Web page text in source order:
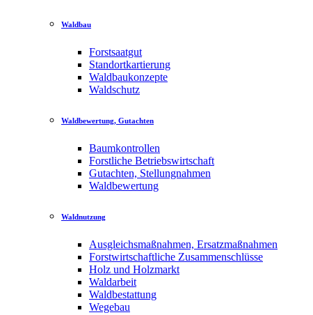
Waldbau
Forstsaatgut
Standortkartierung
Waldbaukonzepte
Waldschutz
Waldbewertung, Gutachten
Baumkontrollen
Forstliche Betriebswirtschaft
Gutachten, Stellungnahmen
Waldbewertung
Waldnutzung
Ausgleichsmaßnahmen, Ersatzmaßnahmen
Forstwirtschaftliche Zusammenschlüsse
Holz und Holzmarkt
Waldarbeit
Waldbestattung
Wegebau